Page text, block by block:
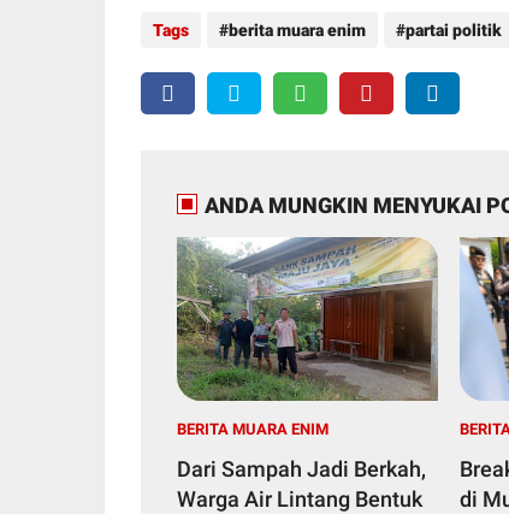
Tags berita muara enim partai politik
ANDA MUNGKIN MENYUKAI
BERITA MUARA ENIM
Dari Sampah Jadi Berkah,
Warga Air Lintang Bentuk
di